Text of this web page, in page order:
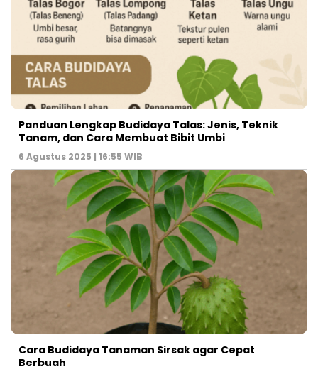
Panduan Lengkap Budidaya Talas: Jenis, Teknik
Tanam, dan Cara Membuat Bibit Umbi
6 Agustus 2025 | 16:55 WIB
Cara Budidaya Tanaman Sirsak agar Cepat
Berbuah